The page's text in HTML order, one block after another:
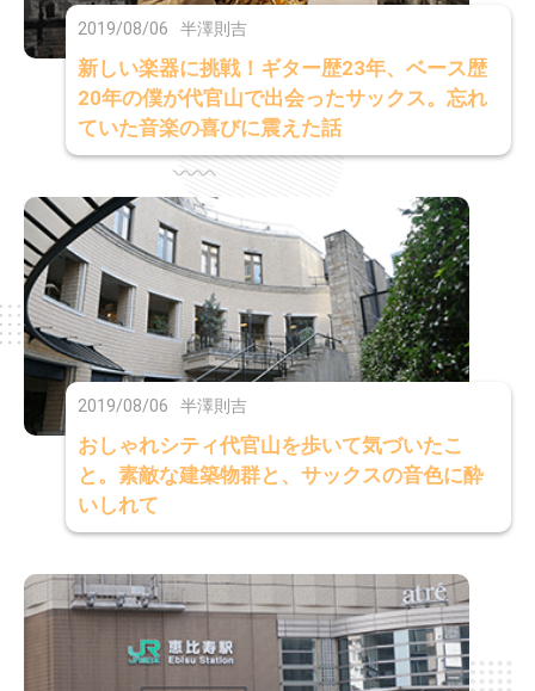
2019/08/06 半澤則吉
新しい楽器に挑戦！ギター歴23年、ベース歴
20年の僕が代官山で出会ったサックス。忘れ
ていた音楽の喜びに震えた話
2019/08/06 半澤則吉
おしゃれシティ代官山を歩いて気づいたこ
と。素敵な建築物群と、サックスの音色に酔
いしれて